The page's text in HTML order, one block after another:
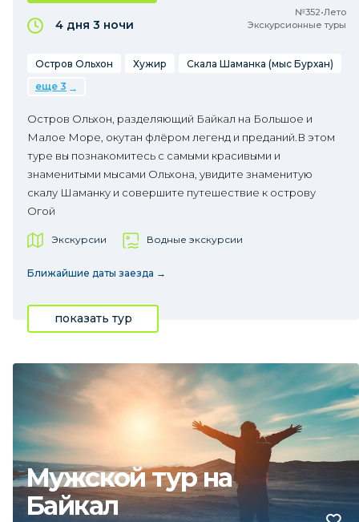
№352•Лето
Экскурсионные туры
4 дня 3 ночи
Остров Ольхон Хужир
Скала Шаманка (мыс Бурхан)
еще 3
Остров Ольхон, разделяющий Байкал на Большое и
Малое Море, окутан флёром легенд и преданий.В этом
туре вы познакомитесь с самыми красивыми и
знаменитыми мысами Ольхона, увидите знаменитую
скалу Шаманку и совершите путешествие к острову
Огой
Экскурсии Водные экскурсии
Ближайшие даты заезда →
показать тур
Мужской тур на
Байкал